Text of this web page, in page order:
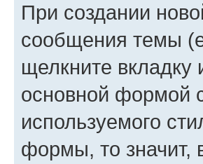
При создании
сообщения темы
щелкните
основной формой
используемого
формы, то значит,